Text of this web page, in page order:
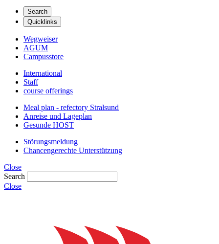
Search
Quicklinks
Wegweiser
AGUM
Campusstore
International
Staff
course offerings
Meal plan - refectory Stralsund
Anreise und Lageplan
Gesunde HOST
Störungsmeldung
Chancengerechte Unterstützung
Close
Search
Close